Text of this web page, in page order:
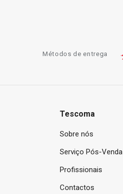
Métodos de entrega
Tescoma
Sobre nós
Serviço Pós-Venda
Profissionais
Contactos